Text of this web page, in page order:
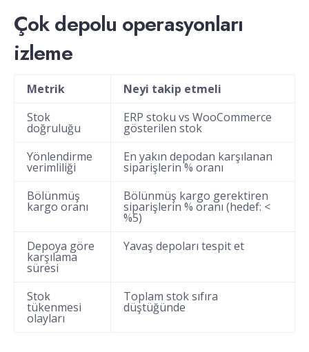
Çok depolu operasyonları
izleme
Metrik
Neyi takip etmeli
Stok
doğruluğu
ERP stoku vs WooCommerce
gösterilen stok
Yönlendirme
verimliliği
En yakın depodan karşılanan
siparişlerin % oranı
Bölünmüş
kargo oranı
Bölünmüş kargo gerektiren
siparişlerin % oranı (hedef: <
%5)
Depoya göre
karşılama
süresi
Yavaş depoları tespit et
Stok
tükenmesi
olayları
Toplam stok sıfıra
düştüğünde